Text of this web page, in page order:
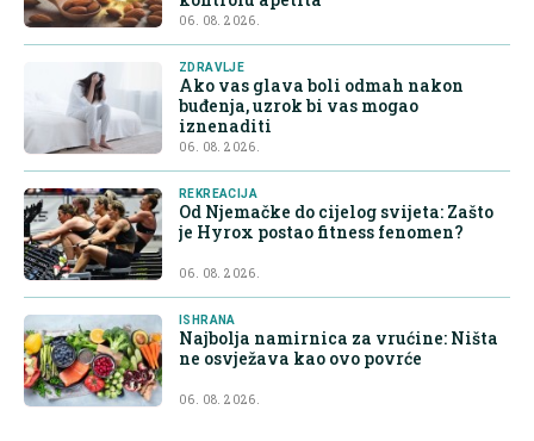
06. 08. 2026.
ZDRAVLJE
Ako vas glava boli odmah nakon
buđenja, uzrok bi vas mogao
iznenaditi
06. 08. 2026.
REKREACIJA
Od Njemačke do cijelog svijeta: Zašto
je Hyrox postao fitness fenomen?
06. 08. 2026.
ISHRANA
Najbolja namirnica za vrućine: Ništa
ne osvježava kao ovo povrće
06. 08. 2026.